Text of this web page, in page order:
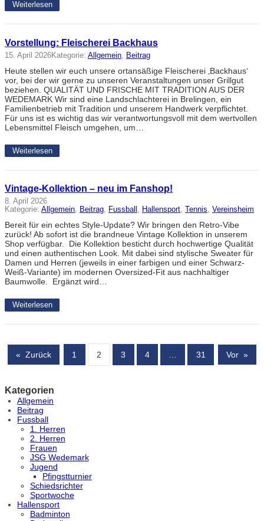
Weiterlesen
Vorstellung: Fleischerei Backhaus
15. April 2026Kategorie: Allgemein, Beitrag
Heute stellen wir euch unsere ortansäßige Fleischerei ‚Backhaus‘
vor, bei der wir gerne zu unseren Veranstaltungen unser Grillgut
beziehen. QUALITÄT UND FRISCHE MIT TRADITION AUS DER
WEDEMARK Wir sind eine Landschlachterei in Brelingen, ein
Familienbetrieb mit Tradition und unserem Handwerk verpflichtet.
Für uns ist es wichtig das wir verantwortungsvoll mit dem wertvollen
Lebensmittel Fleisch umgehen, um…
Weiterlesen
Vintage-Kollektion – neu im Fanshop!
8. April 2026
Kategorie: Allgemein, Beitrag, Fussball , Hallensport, Tennis, Vereinsheim
Bereit für ein echtes Style-Update? Wir bringen den Retro-Vibe
zurück! Ab sofort ist die brandneue Vintage Kollektion in unserem
Shop verfügbar. Die Kollektion besticht durch hochwertige Qualität
und einen authentischen Look. Mit dabei sind stylische Sweater für
Damen und Herren (jeweils in einer farbigen und einer Schwarz-
Weiß-Variante) im modernen Oversized-Fit aus nachhaltiger
Baumwolle. Ergänzt wird…
Weiterlesen
« Zurück 1 2 3 4 … 31 Vor »
Kategorien
Allgemein
Beitrag
Fussball
1. Herren
2. Herren
Frauen
JSG Wedemark
Jugend
Pfingstturnier
Schiedsrichter
Sportwoche
Hallensport
Badminton